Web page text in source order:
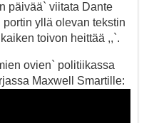
päivää` viitata Dante
yllä olevan tekstin
toivon heittää ,,`.
ovien` politiikassa
Maxwell Smartille: